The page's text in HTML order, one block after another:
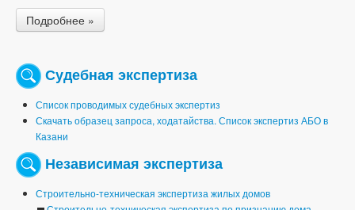
Подробнее »
Судебная экспертиза
Список проводимых судебных экспертиз
Скачать образец запроса, ходатайства. Список экспертиз АБО в
Казани
Независимая экспертиза
Строительно-техническая экспертиза жилых домов